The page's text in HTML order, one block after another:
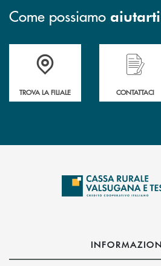
Come possiamo aiutarti
Accedi all' elenco completo delle filiali .
TROVA LA FILIALE
Hai bisogno
CONTATTACI